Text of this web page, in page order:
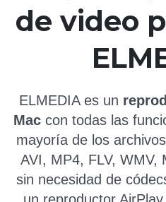
de video
ELMEDIA es un
Mac con todas las
mayoría de los
AVI, MP4, FLV, WMV,
sin necesidad de